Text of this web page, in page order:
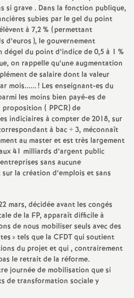
e
g
r
é
O
r
l
é
a
n
s
si grave . Dans la fonction publique,
subies par le gel du point
à 7,2% (permettant
d’euros ), le gouvernement
dégel du point d’indice de 0,5 à 1 %
on rappelle qu’une augmentation
de salaire dont la valeur
mois...... ! Les enseignant-es du
les moins bien payé-es de
proposition ( PPCR) de
indiciaires à compter de 2018, sur
à bac + 3, méconnaît
au master et est très largement
41 milliards d’argent public
sans aucune
la création d’emplois et sans
mars, décidée avant les congés
de la FP, apparaît difficile à
de nous mobiliser seuls avec des
» tels que la CFDTqui soutient
du projet et qui , contrairement
le retrait de la réforme.
journée de mobilisation que si
de transformation sociale y